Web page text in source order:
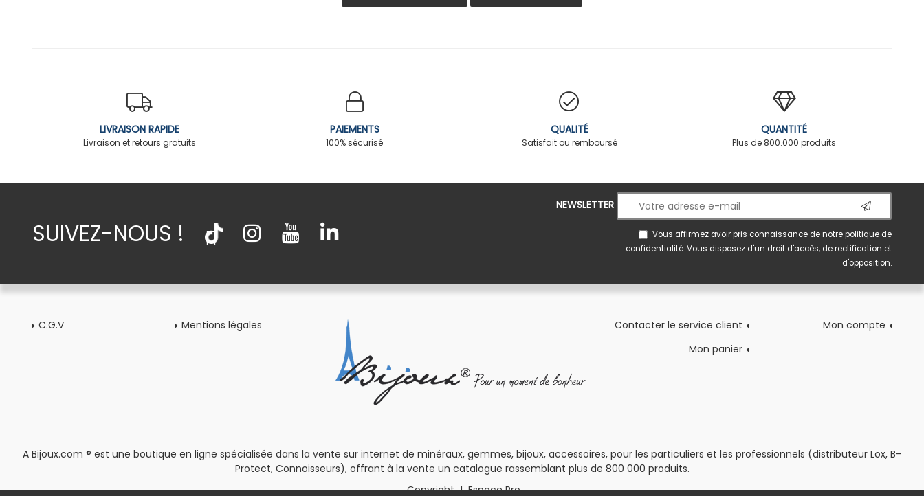
LIVRAISON RAPIDE
Livraison et retours gratuits
PAIEMENTS
100% sécurisé
QUALITÉ
Satisfait ou remboursé
QUANTITÉ
Plus de 800.000 produits
SUIVEZ-NOUS !
NEWSLETTER
Vous affirmez avoir pris connaissance de notrepolitique de
confidentialité. Vous disposez d'un droit d'accès, de rectification et
d'opposition.
C.G.V Mentions légales Contacter le service client
Mon compte
Mon panier
A Bijoux.com ® est une boutique en ligne spécialisée dans la vente sur internet de minéraux, gemmes, bijoux, accessoires, pour les particuliers et les professionnels (distributeur Lox, B-
Protect, Connoisseurs), offrant à la vente un catalogue rassemblant plus de 800 000 produits.
Copyright|Espace Pro